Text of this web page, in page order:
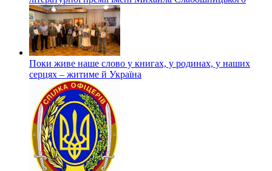
Поки живе наше слово у книгах, у родинах, у наших
серцях – житиме й Україна